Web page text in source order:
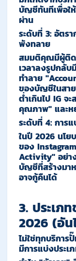
บัญชีทันทีเพื่อใ
ผ่าน
ระดับที่ 3: อัตร
พังทลาย
สมมติคุณมีผู้ติด
เวลาลงรูปกลั
ทำลาย
ของบัญชีในสา
ต่ำเกินไป IG จ
คุณภาพ" และห
ระดับที่ 4: การ
ในปี 2026 นโ
ของ
Activity" อย่า
บัญชีที่สร้างมาห
อาจกู้คืนได้
3. ประเภ
2026 (อัน
ไม่ใช่ทุกบริการ
มีการแบ่งประ